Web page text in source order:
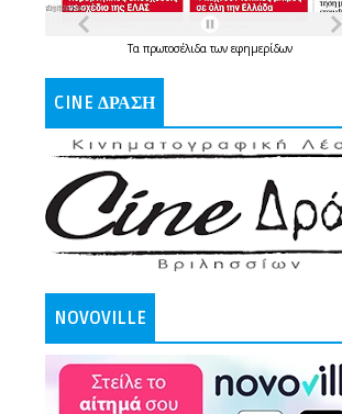
Τα πρωτοσέλιδατων εφημερίδων
CINE ΔΡΑΣΗ
NOVOVILLE